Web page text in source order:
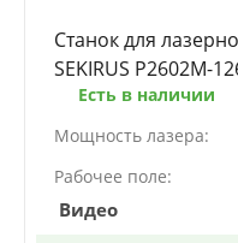
Станок для
SEKIRUS P2602M-
Есть в наличии
Мощность лазера:
Рабочее поле:
Видео